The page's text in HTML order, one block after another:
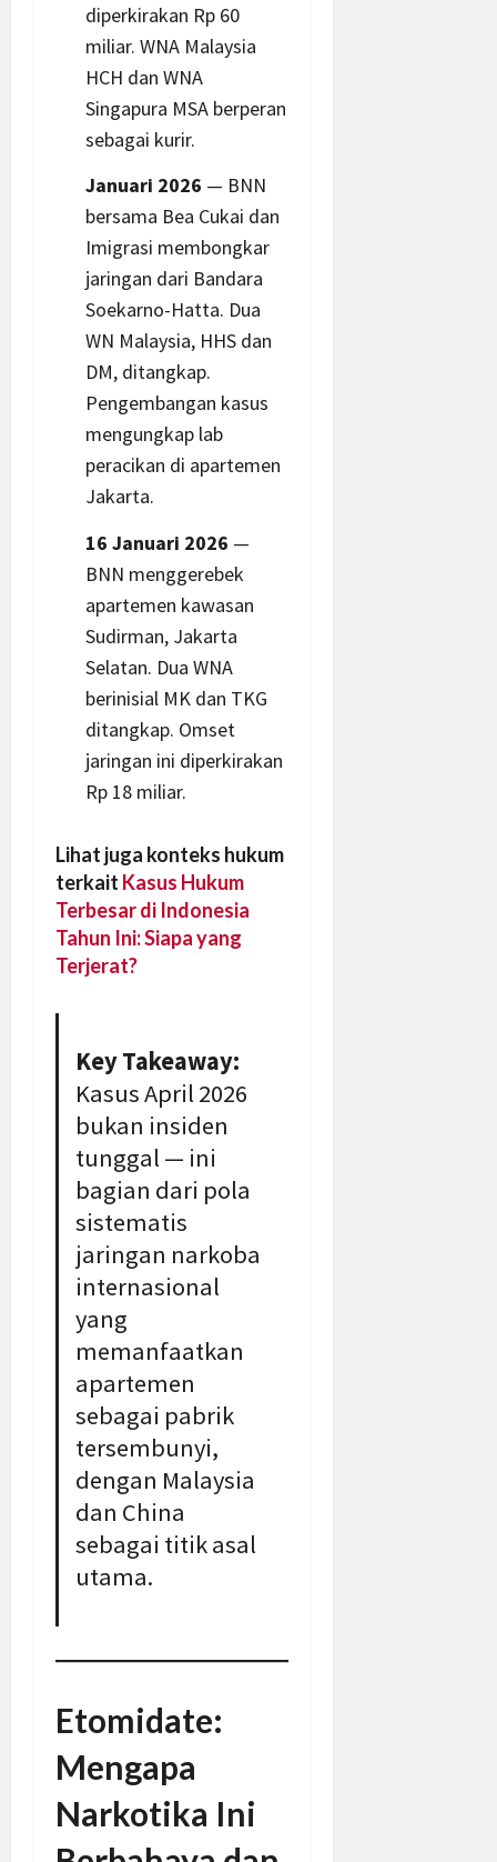
diperkirakan Rp 60
miliar. WNA Malaysia
HCH dan WNA
Singapura MSA berperan
sebagai kurir.
Januari 2026 — BNN
bersama Bea Cukai dan
Imigrasi membongkar
jaringan dari Bandara
Soekarno-Hatta. Dua
WN Malaysia, HHS dan
DM, ditangkap.
Pengembangan kasus
mengungkap lab
peracikan di apartemen
Jakarta.
16 Januari 2026 —
BNN menggerebek
apartemen kawasan
Sudirman, Jakarta
Selatan. Dua WNA
berinisial MK dan TKG
ditangkap. Omset
jaringan ini diperkirakan
Rp 18 miliar.
Lihat juga konteks hukum
terkait Kasus Hukum
Terbesar di Indonesia
Tahun Ini: Siapa yang
Terjerat?
Key Takeaway:
Kasus April 2026
bukan insiden
tunggal — ini
bagian dari pola
sistematis
jaringan narkoba
internasional
yang
memanfaatkan
apartemen
sebagai pabrik
tersembunyi,
dengan Malaysia
dan China
sebagai titik asal
utama.
Etomidate:
Mengapa
Narkotika Ini